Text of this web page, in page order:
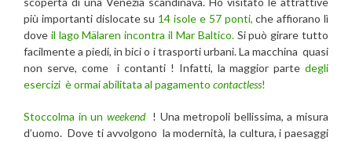
più importanti dislocate su 14 isole e 57 ponti, che affiorano lì
dove il lago Mälaren incontra il Mar Baltico.Si può girare tutto
facilmente a piedi, in bici o i trasporti urbani. La macchina quasi
non serve, come i contanti ! Infatti, la maggior parte degli
esercizi è ormai abilitata al pagamento contactless!
Stoccolma in un weekend! Una metropoli bellissima, a misura
d’uomo. Dove ti avvolgono la modernità, la cultura, i paesaggi